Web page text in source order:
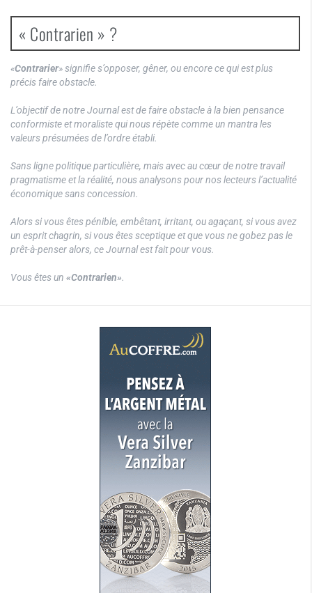
« Contrarien » ?
«Contrarier» signifie s’opposer, gêner, ou encore ce qui est plus
précis faire obstacle.
L’objectif de notre Journal est de faire obstacle à la bien pensance
conformiste et moraliste qui nous répète comme un mantra les
valeurs présumées de l’ordre établi.
Sans ligne politique particulière, mais avec au cœur de notre travail
pragmatisme et la réalité, nous analysons pour nos lecteurs l’actualité
économique sans concession.
Alors si vous êtes pénible, embêtant, irritant, ou agaçant, si vous avez
un esprit chagrin, si vous êtes sceptique et que vous ne gobez pas le
prêt-à-penser alors, ce Journal est fait pour vous.
Vous êtes un «Contrarien».